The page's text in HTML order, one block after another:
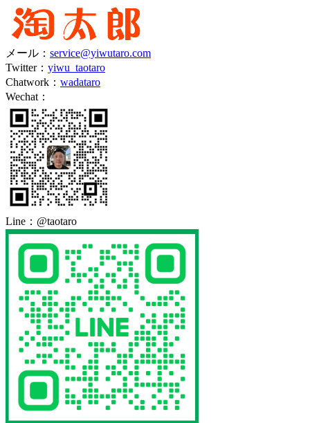
メール： service@yiwutaro.com
Twitter： yiwu_taotaro
Chatwork： wadataro
Wechat：
Line： @taotaro